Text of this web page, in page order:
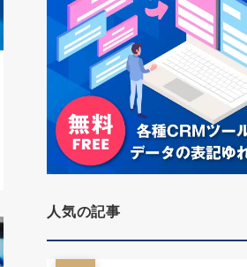
人気の記事